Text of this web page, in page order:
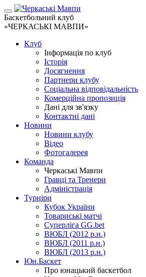
Баскетбольний клуб
«ЧЕРКАСЬКІ МАВПИ»
Клуб
Інформація по клуб
Історія
Досягнення
Партнери клубу
Соціальна відповідальність
Комерційна пропозиція
Дані для зв'язку
Контактні дані
Новини
Новини клубу
Відео
Фотогалерея
Команда
Черкаські Мавпи
Гравці та Тренери
Адміністрація
Турніри
Кубок України
Товариські матчі
Суперліга GG.bet
ВЮБЛ (2012 р.н.)
ВЮБЛ (2011 р.н.)
ВЮБЛ (2013 р.н.)
Юн.Баскет
Про юнацький баскетбол